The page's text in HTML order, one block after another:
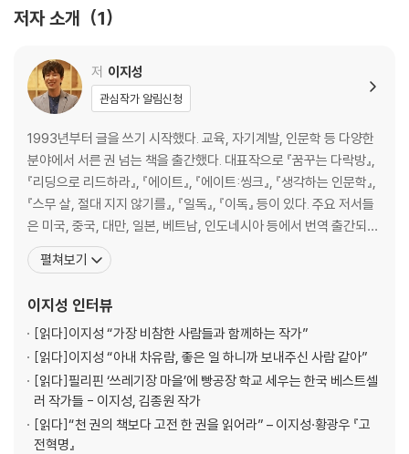
-일본이 먼저 경험한 ‘노인 지옥’
지금 당신의 노후가 무너지고 있다
-가난은 절대 사람을 행복하게 두지 않는다
-국민연금이 투자의 귀재가 된 이유
-그런데 왜 망해가는가
-연금은 결코 우리의 노후를 보장해주지 않는다
-사적 연금의 ‘마법의 사기’
새로운 부의 흐름에 올라타라
-세계 최고 은퇴 재무설계 전문가의 경고
-13억, 은퇴 후 필요한 최소 비용
PART 2_30년을 버틸 각오가 돼 있는가
: 버핏에게 배우는 우량주식 장기투자법
‘장기’와 ‘복리’가 만날 때 벌어지는 일
-미국 주식시장의 불문율과 같은 성공법칙
-미쳐 날뛰는 시장에서 유일하게 미치지 않은 사람
저자 소개 1
저 이지성
관심작가 알림신청
1993년부터 글을 쓰기 시작했다. 교육, 자기계발, 인문학 등 다양한
분야에서 서른 권 넘는 책을 출간했다. 대표작으로 『꿈꾸는 다락방』,
『리딩으로 리드하라』, 『에이트』, 『에이트:씽크』, 『생각하는 인문학』,
『스무 살, 절대 지지 않기를』, 『일독』, 『이독』 등이 있다. 주요 저서들
은 미국, 중국, 대만, 일본, 베트남, 인도네시아 등에서 번역 출간되었
다. 스무 살 3월, 작가가 되고 싶다는 꿈을 꾸었다. 주변에서 모두 무
시하고 비웃을 때 도서관의 책들은 그 꿈을 응원해주었다. 꿈이 이루
뒤, 꿈을
펼쳐보기
이지성 인터뷰
[읽다]이지성 “가장 비참한 사람들과 함께하는 작가”
[읽다]이지성 “아내 차유람, 좋은 일 하니까 보내주신 사람 같아”
[읽다]필리핀 ‘쓰레기장 마을’에 빵공장 학교 세우는 한국 베스트셀
러 작가들 - 이지성, 김종원 작가
[읽다]“천 권의 책보다 고전 한 권을 읽어라” – 이지성·황광우 『고
전혁명』